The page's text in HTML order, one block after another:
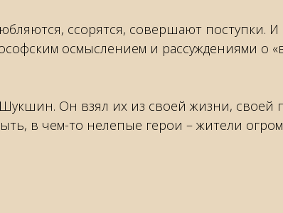
ссорятся, совершают поступки. И
осмыслением и рассуждениями о
Он взял их из своей жизни, своей
в чем-то нелепые герои – жители